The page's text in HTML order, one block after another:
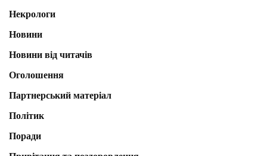
Некрологи
Новини
Новини від читачів
Оголошення
Партнерський матеріал
Політик
Поради